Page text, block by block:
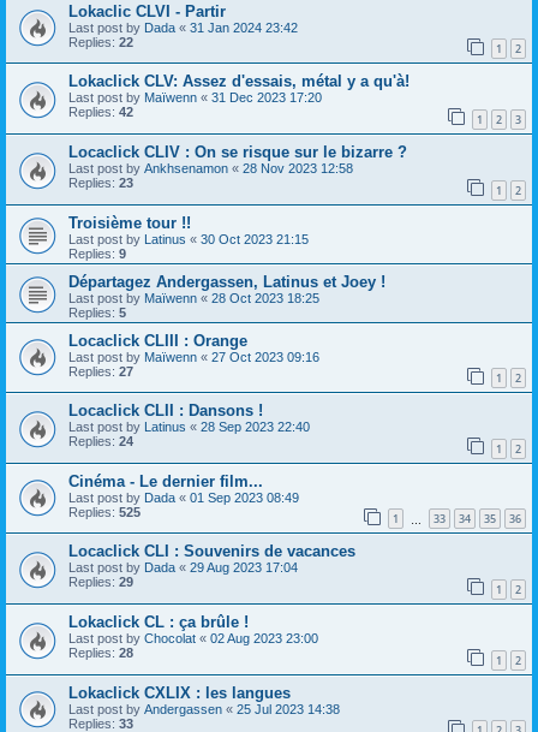
Lokaclic CLVI - Partir
Last post by Dada « 31 Jan 2024 23:42
Replies: 22 1 2
Lokaclick CLV: Assez d'essais, métal y a qu'à!
Last post by Maïwenn « 31 Dec 2023 17:20
Replies: 42 1 2 3
Locaclick CLIV : On se risque sur le bizarre ?
Last post by Ankhsenamon « 28 Nov 2023 12:58
Replies: 23 1 2
Troisième tour !!
Last post by Latinus « 30 Oct 2023 21:15
Replies: 9
Départagez Andergassen, Latinus et Joey !
Last post by Maïwenn « 28 Oct 2023 18:25
Replies: 5
Locaclick CLIII : Orange
Last post by Maïwenn « 27 Oct 2023 09:16
Replies: 27 1 2
Locaclick CLII : Dansons !
Last post by Latinus « 28 Sep 2023 22:40
Replies: 24 1 2
Cinéma - Le dernier film...
Last post by Dada « 01 Sep 2023 08:49
Replies: 525 1 33 34 35 36
Locaclick CLI : Souvenirs de vacances
Last post by Dada « 29 Aug 2023 17:04
Replies: 29 1 2
Lokaclick CL : ça brûle !
Last post by Chocolat « 02 Aug 2023 23:00
Replies: 28 1 2
Lokaclick CXLIX : les langues
Last post by Andergassen « 25 Jul 2023 14:38
Replies: 33